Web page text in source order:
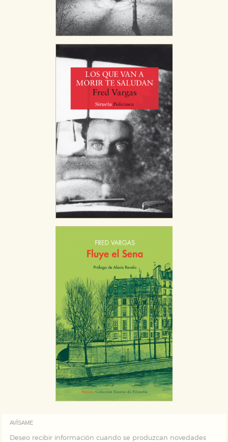
AVÍSAME
Deseo recibir información cuando se produzcan novedades